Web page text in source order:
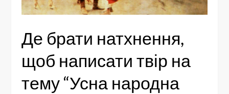
Де брати натхнення,
щоб написати твір на
тему “Усна народна